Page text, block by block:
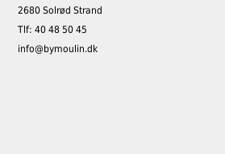
2680 Solrød Strand
Tlf: 40 48 50 45
info@bymoulin.dk